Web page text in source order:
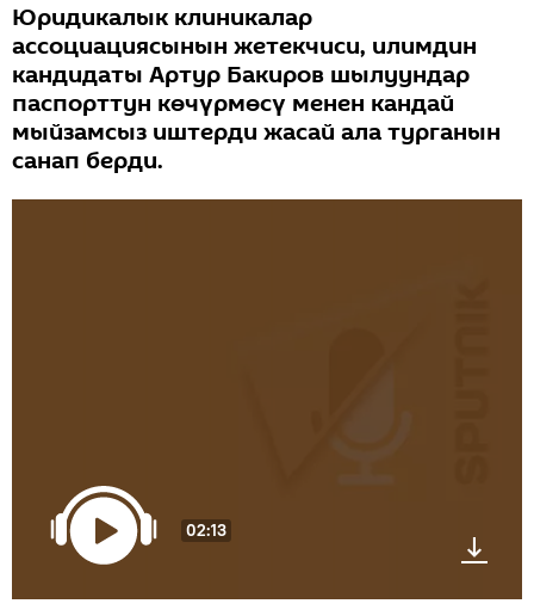
Юридикалык клиникалар
ассоциациясынын жетекчиси, илимдин
кандидаты Артур Бакиров шылуундар
паспорттун көчүрмөсү менен кандай
мыйзамсыз иштерди жасай ала турганын
санап берди.
02:13